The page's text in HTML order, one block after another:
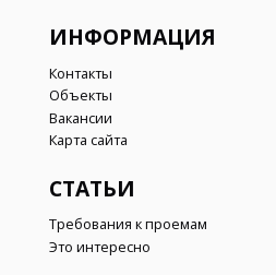
ИНФОРМАЦИЯ
Контакты
Объекты
Вакансии
Карта сайта
СТАТЬИ
Требования к проемам
Это интересно